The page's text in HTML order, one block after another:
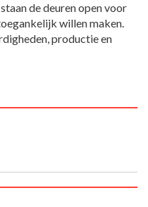
de deuren open voor
willen maken.
productie en